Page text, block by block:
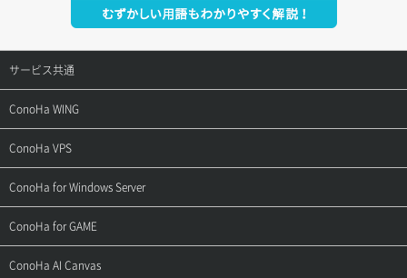
サービス共通
サポートトップ
ご契約・お支払い
お問い合わせ
ConoHa WING
サポートトップ
ご利用ガイド
ConoHa VPS
サポートトップ
ご利用ガイド
ConoHa for Windows Server
サポートトップ
ご利用ガイド
ConoHa for GAME
サポートトップ
ConoHa AI Canvas